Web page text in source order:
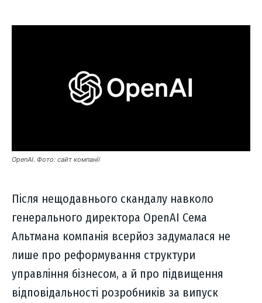
OpenAI. Фото: сайт компанії
Після нещодавнього скандалу навколо
генерального директора OpenAI Сема
Альтмана компанія всерйоз задумалася не
лише про реформування структури
управління бізнесом, а й про підвищення
відповідальності розробників за випуск